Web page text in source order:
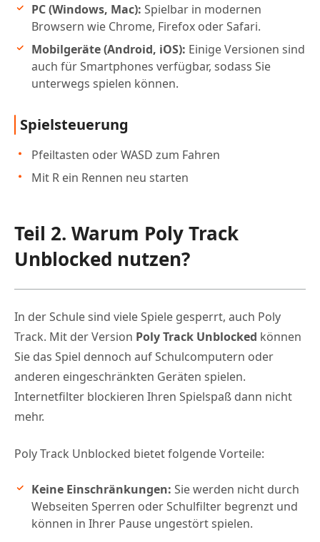
PC (Windows, Mac): Spielbar in modernen
Browsern wie Chrome, Firefox oder Safari.
Mobilgeräte (Android, iOS): Einige Versionen sind
auch für Smartphones verfügbar, sodass Sie
unterwegs spielen können.
Spielsteuerung
Pfeiltasten oder WASD zum Fahren
Mit R ein Rennen neu starten
Teil 2. Warum Poly Track
Unblocked nutzen?
In der Schule sind viele Spiele gesperrt, auch Poly
Track. Mit der Version Poly Track Unblocked können
Sie das Spiel dennoch auf Schulcomputern oder
anderen eingeschränkten Geräten spielen.
Internetfilter blockieren Ihren Spielspaß dann nicht
mehr.
Poly Track Unblocked bietet folgende Vorteile:
Keine Einschränkungen: Sie werden nicht durch
Webseiten Sperren oder Schulfilter begrenzt und
können in Ihrer Pause ungestört spielen.